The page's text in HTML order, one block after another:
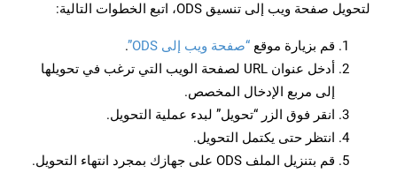
لتحويل صفحة ويب إلى تنسيق ODS، اتبع الخطوات التالية:
قم بزيارة موقع “صفحة ويب إلى ODS”
.
أدخل عنوان URL لصفحة الويب التي ترغب في تحويلها
إلى مربع الإدخال المخصص.
انقر فوق الزر “تحويل” لبدء عملية التحويل.
انتظر حتى يكتمل التحويل.
قم بتنزيل الملف ODS على جهازك بمجرد انتهاء التحويل.